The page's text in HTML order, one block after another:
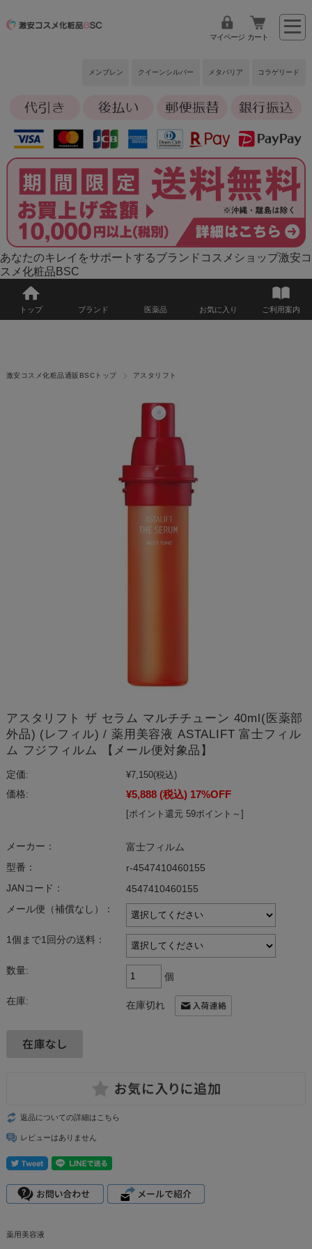
メンブレン クイーンシルバー メタバリア コラゲリード
マイページ カート
あなたのキレイをサポートするブランドコスメショップ激安コ
スメ化粧品BSC
トップ ブランド 医薬品 お気に入り ご利用案内
激安コスメ化粧品通販BSCトップ アスタリフト
アスタリフト ザ セラム マルチチューン 40ml(医薬部
外品) (レフィル) / 薬用美容液 ASTALIFT 富士フィル
ム フジフィルム 【メール便対象品】
定価: ¥7,150(税込)
価格:
¥5,888 (税込) 17%OFF
[ポイント還元 59ポイント～]
メーカー：
富士フィルム
型番：
r-4547410460155
JANコード：
4547410460155
メール便（補償なし）：
1個まで1回分の送料：
数量:
個
在庫: 在庫切れ
返品についての詳細はこちら
レビューはありません
薬用美容液